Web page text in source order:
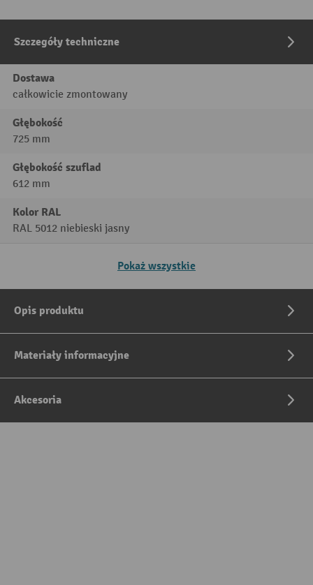
Szczegóły techniczne
Dostawa
całkowicie zmontowany
Głębokość
725 mm
Głębokość szuflad
612 mm
Kolor RAL
RAL 5012 niebieski jasny
Pokaż wszystkie
Opis produktu
Materiały informacyjne
Akcesoria